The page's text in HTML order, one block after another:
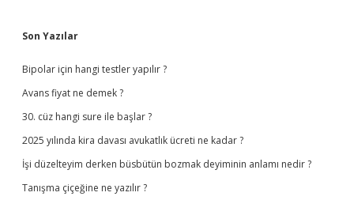
Sidebar
Son Yazılar
Bipolar için hangi testler yapılır ?
Avans fiyat ne demek ?
30. cüz hangi sure ile başlar ?
2025 yılında kira davası avukatlık ücreti ne kadar ?
İşi düzelteyim derken büsbütün bozmak deyiminin anlamı nedir ?
Tanışma çiçeğine ne yazılır ?